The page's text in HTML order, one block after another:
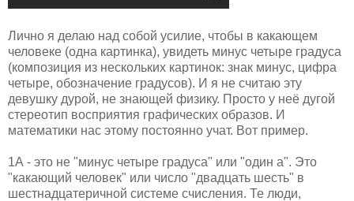
Лично я делаю над собой усилие, чтобы в какающем
человеке (одна картинка), увидеть минус четыре градуса
(композиция из нескольких картинок: знак минус, цифра
четыре, обозначение градусов). И я не считаю эту
девушку дурой, не знающей физику. Просто у неё дугой
стереотип восприятия графических образов. И
математики нас этому постоянно учат. Вот пример.
1А - это не "минус четыре градуса" или "один а". Это
"какающий человек" или число "двадцать шесть" в
шестнадцатеричной системе счисления. Те люди,